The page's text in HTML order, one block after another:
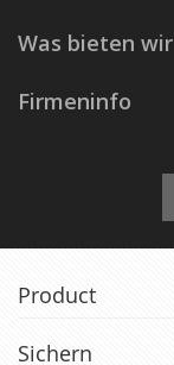
Was bieten wir
Firmeninfo
Product
Sichern